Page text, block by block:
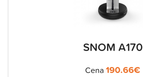
SNOM A170
Cena190.66€